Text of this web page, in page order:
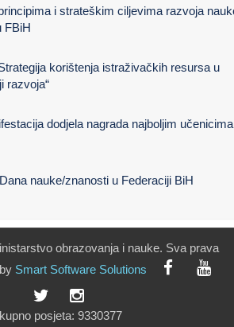
i strateškim ciljevima razvoja
FBiH
korištenja istraživačkih resursa u
razvoja“
dodjela nagrada najboljim
nauke/znanosti u Federaciji BiH
obrazovanja i nauke. Sva prava
Smart Software Solutions
posjeta: 9330377